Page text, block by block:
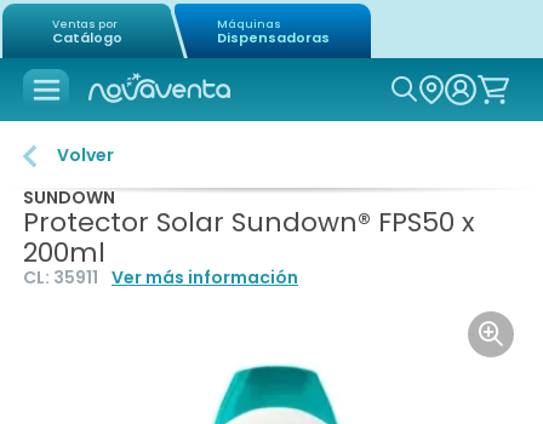
Ventas por
Catálogo
Máquinas
Dispensadoras
Icon of
Volver
SUNDOWN
Protector Solar Sundown® FPS50 x
200ml
CL: 35911 Ver más información
Icon